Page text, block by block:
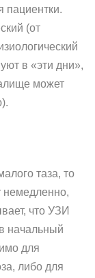
пациентки.
(от
в «эти дни»,
может
таза, то
немедленно,
что УЗИ
начальный
для
либо для